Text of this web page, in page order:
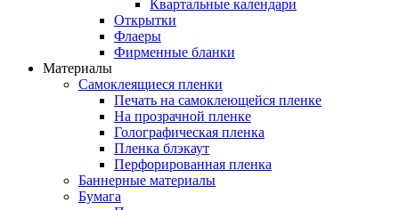
Квартальные календари
Открытки
Флаеры
Фирменные бланки
Материалы
Самоклеящиеся пленки
Печать на самоклеющейся пленке
На прозрачной пленке
Голографическая пленка
Пленка блэкаут
Перфорированная пленка
Баннерные материалы
Бумага